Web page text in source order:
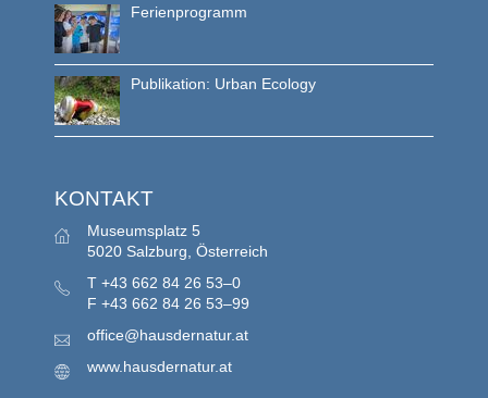
Ferienprogramm
Publikation: Urban Ecology
KONTAKT
Museumsplatz 5
5020 Salzburg, Österreich
T +43 662 84 26 53–0
F +43 662 84 26 53–99
office@hausdernatur.at
www.hausdernatur.at